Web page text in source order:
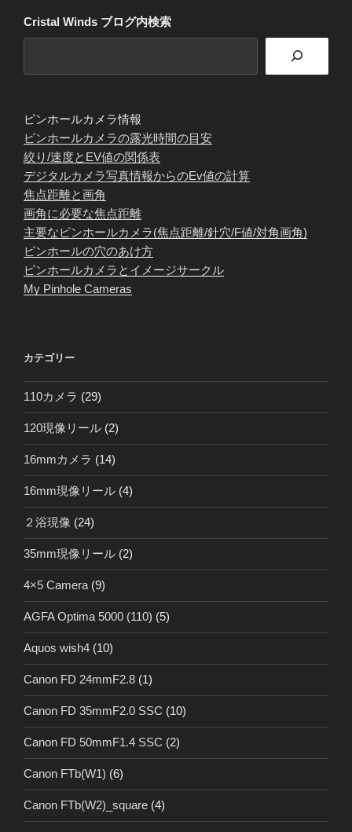
Cristal Winds ブログ内検索
ピンホールカメラ情報
ピンホールカメラの露光時間の目安
絞り/速度とEV値の関係表
デジタルカメラ写真情報からのEv値の計算
焦点距離と画角
画角に必要な焦点距離
主要なピンホールカメラ(焦点距離/針穴/F値/対角画角)
ピンホールの穴のあけ方
ピンホールカメラとイメージサークル
My Pinhole Cameras
カテゴリー
110カメラ (29)
120現像リール (2)
16mmカメラ (14)
16mm現像リール (4)
２浴現像 (24)
35mm現像リール (2)
4×5 Camera (9)
AGFA Optima 5000 (110) (5)
Aquos wish4 (10)
Canon FD 24mmF2.8 (1)
Canon FD 35mmF2.0 SSC (10)
Canon FD 50mmF1.4 SSC (2)
Canon FTb(W1) (6)
Canon FTb(W2)_square (4)